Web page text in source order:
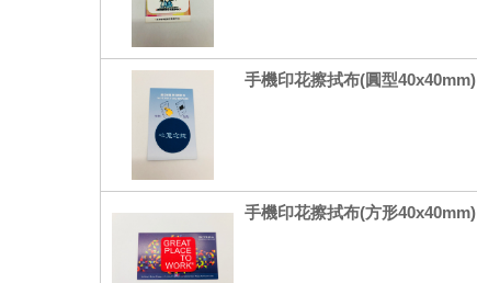
手機印花擦拭布(圓型40x40mm)
手機印花擦拭布(方形40x40mm)